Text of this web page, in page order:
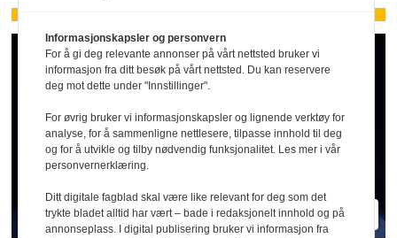
Informasjonskapsler og personvern
For å gi deg relevante annonser på vårt nettsted bruker vi
informasjon fra ditt besøk på vårt nettsted. Du kan reservere
deg mot dette under "Innstillinger".
For øvrig bruker vi informasjonskapsler og lignende verktøy for
analyse, for å sammenligne nettlesere, tilpasse innhold til deg
og for å utvikle og tilby nødvendig funksjonalitet. Les mer i vår
personvernerklæring.
Ditt digitale fagblad skal være like relevant for deg som det
trykte bladet alltid har vært – bade i redaksjonelt innhold og på
annonseplass. I digital publisering bruker vi informasjon fra